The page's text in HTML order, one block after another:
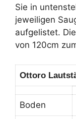
Sie in
jeweiligen
aufgelistet.
von 120cm
Ottoro
Boden